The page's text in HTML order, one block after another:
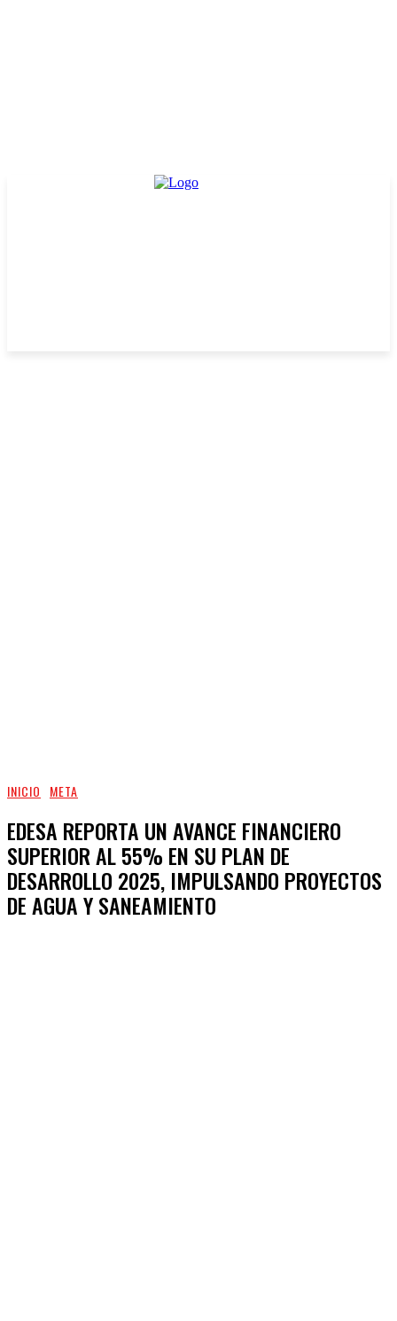
INICIO META
EDESA REPORTA UN AVANCE FINANCIERO
SUPERIOR AL 55% EN SU PLAN DE
DESARROLLO 2025, IMPULSANDO PROYECTOS
DE AGUA Y SANEAMIENTO